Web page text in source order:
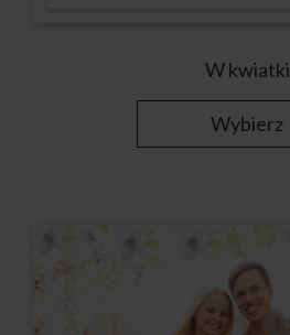
W kwiatki
Wybierz